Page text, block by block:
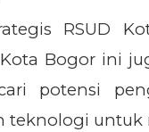
RSUD
Bogor ini
potensi
teknologi untuk